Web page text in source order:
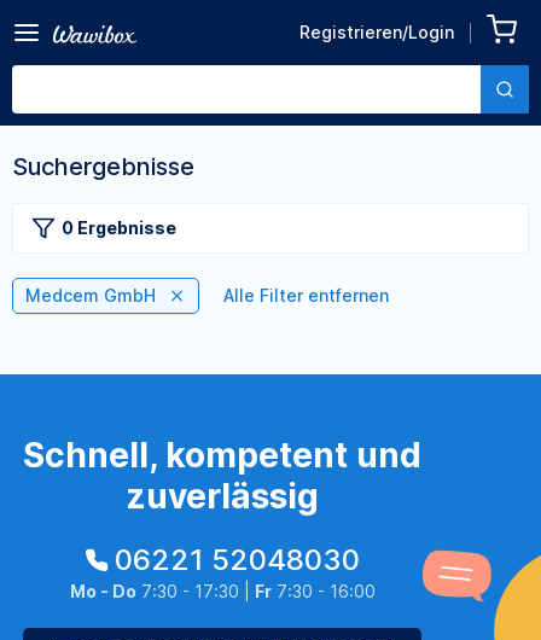
Registrieren/Login
Suchergebnisse
0 Ergebnisse
Medcem GmbH Alle Filter entfernen
Schnell, kompetent und
zuverlässig
06221 52048030
Mo - Do 7:30 - 17:30 | Fr7:30 - 16:00